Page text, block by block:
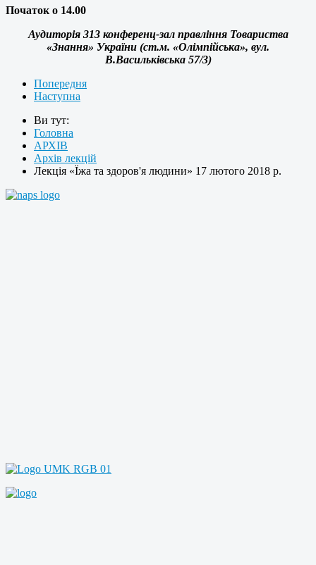
Початок о 14.00
Аудиторія 313 конференц-зал правління Товариства
«Знання» України (ст.м. «Олімпійська», вул.
В.Васильківська 57/3)
Попередня
Наступна
Ви тут:
Головна
АРХІВ
Архів лекцій
Лекція «Їжа та здоров'я людини» 17 лютого 2018 р.